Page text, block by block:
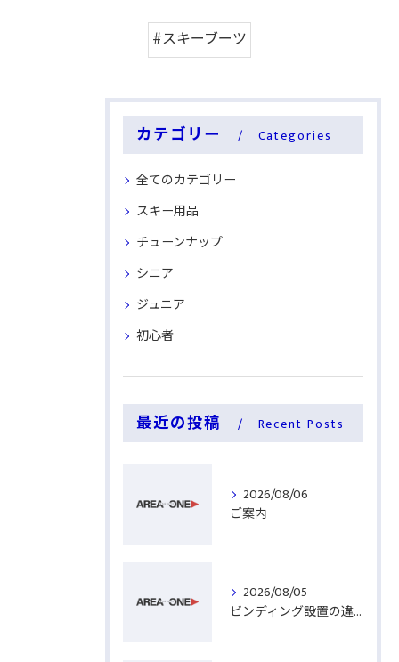
#スキーブーツ
カテゴリー Categories
全てのカテゴリー
スキー用品
チューンナップ
シニア
ジュニア
初心者
最近の投稿 Recent Posts
2026/08/06
ご案内
2026/08/05
ビンディング設置の違い